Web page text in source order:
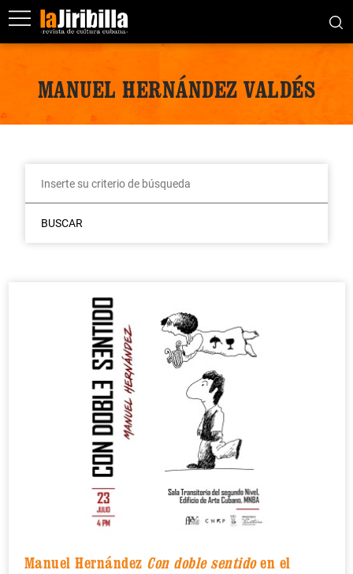
MANUEL HERNÁNDEZ VALDÉS
BUSCAR
Manuel Hernández Con doble sentidoen el